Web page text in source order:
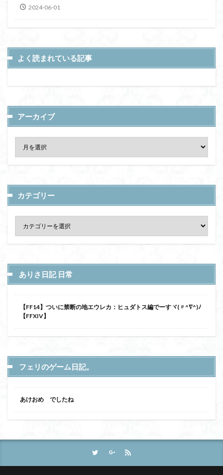
2024-06-01
よく読まれている記事
アーカイブ
カテゴリー
ありさ日記 日常
【FF14】ついに禁断の地エウレカ：ヒュダトス編でーすヾ(〃^∇^)ﾉ
【FFXIV】
フェリのゲーム日記。
あけおめ でしたね